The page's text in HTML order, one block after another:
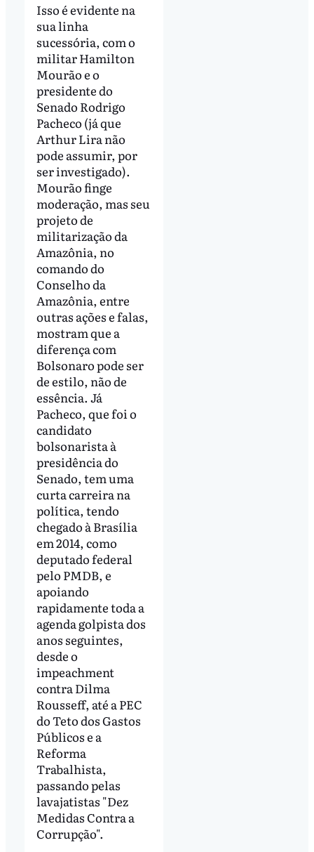
Isso é evidente na
sua linha
sucessória, com o
militar Hamilton
Mourão e o
presidente do
Senado Rodrigo
Pacheco (já que
Arthur Lira não
pode assumir, por
ser investigado).
Mourão finge
moderação, mas seu
projeto de
militarização da
Amazônia, no
comando do
Conselho da
Amazônia, entre
outras ações e falas,
mostram que a
diferença com
Bolsonaro pode ser
de estilo, não de
essência. Já
Pacheco, que foi o
candidato
bolsonarista à
presidência do
Senado, tem uma
curta carreira na
política, tendo
chegado à Brasília
em 2014, como
deputado federal
pelo PMDB, e
apoiando
rapidamente toda a
agenda golpista dos
anos seguintes,
desde o
impeachment
contra Dilma
Rousseff, até a PEC
do Teto dos Gastos
Públicos e a
Reforma
Trabalhista,
passando pelas
lavajatistas "Dez
Medidas Contra a
Corrupção".